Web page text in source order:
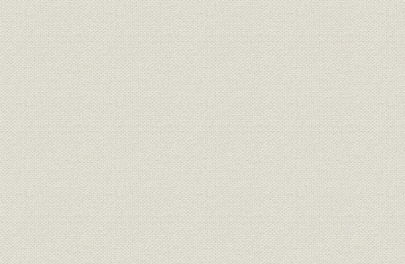
経営者 創業者 安田善次郎 [明治5年
事業所
錦絵に描かれた日本橋小舟町の
「安田商店」
[慶応2年
事業所 第三国立銀行 [明治9年
関係会社 安田系銀行・会社一覧 大正10年
経営理念
安田善次郎の事業観を表す「今
日一日之事」
経営;保険
共済五百名第1回社員総会の新
聞記事(『朝野新聞』明治13年2
月17日)
明治13年